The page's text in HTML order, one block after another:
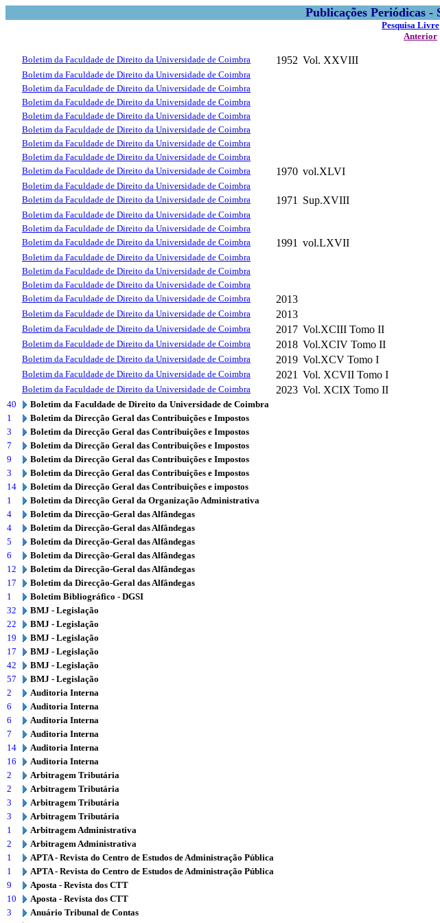
Publicações Periódicas
Pesquisa Livre
Anterior
Boletim da Faculdade de Direito da Universidade de Coimbra
1952 Vol. XXVIII
Boletim da Faculdade de Direito da Universidade de Coimbra
Boletim da Faculdade de Direito da Universidade de Coimbra
Boletim da Faculdade de Direito da Universidade de Coimbra
Boletim da Faculdade de Direito da Universidade de Coimbra
Boletim da Faculdade de Direito da Universidade de Coimbra
Boletim da Faculdade de Direito da Universidade de Coimbra
Boletim da Faculdade de Direito da Universidade de Coimbra
Boletim da Faculdade de Direito da Universidade de Coimbra
1970 vol.XLVI
Boletim da Faculdade de Direito da Universidade de Coimbra
Boletim da Faculdade de Direito da Universidade de Coimbra
1971 Sup.XVIII
Boletim da Faculdade de Direito da Universidade de Coimbra
Boletim da Faculdade de Direito da Universidade de Coimbra
Boletim da Faculdade de Direito da Universidade de Coimbra
1991 vol.LXVII
Boletim da Faculdade de Direito da Universidade de Coimbra
Boletim da Faculdade de Direito da Universidade de Coimbra
Boletim da Faculdade de Direito da Universidade de Coimbra
Boletim da Faculdade de Direito da Universidade de Coimbra
2013
Boletim da Faculdade de Direito da Universidade de Coimbra 2013
Boletim da Faculdade de Direito da Universidade de Coimbra 2017 Vol.XCIII Tomo II
Boletim da Faculdade de Direito da Universidade de Coimbra 2018 Vol.XCIV Tomo II
Boletim da Faculdade de Direito da Universidade de Coimbra 2019 Vol.XCV Tomo I
Boletim da Faculdade de Direito da Universidade de Coimbra 2021 Vol. XCVII Tomo I
Boletim da Faculdade de Direito da Universidade de Coimbra 2023 Vol. XCIX Tomo II
40
Boletim da Faculdade de Direito da Universidade de Coimbra
1
Boletim da Direcção Geral das Contribuições e Impostos
3
Boletim da Direcção Geral das Contribuições e Impostos
7
Boletim da Direcção Geral das Contribuições e Impostos
9
Boletim da Direcção Geral das Contribuições e Impostos
3
Boletim da Direcção Geral das Contribuições e Impostos
14
Boletim da Direcção Geral das Contribuições e impostos
1
Boletim da Direcção Geral da Organização Administrativa
4
Boletim da Direcção-Geral das Alfândegas
4
Boletim da Direcção-Geral das Alfândegas
5
Boletim da Direcção-Geral das Alfândegas
6
Boletim da Direcção-Geral das Alfândegas
12
Boletim da Direcção-Geral das Alfândegas
17
Boletim da Direcção-Geral das Alfândegas
1
Boletim Bibliográfico - DGSI
32
BMJ - Legislação
22
BMJ - Legislação
19
BMJ - Legislação
17
BMJ - Legislação
42
BMJ - Legislação
57
BMJ - Legislação
2
Auditoria Interna
6
Auditoria Interna
6
Auditoria Interna
7
Auditoria Interna
14
Auditoria Interna
16
Auditoria Interna
2
Arbitragem Tributária
2
Arbitragem Tributária
3
Arbitragem Tributária
3
Arbitragem Tributária
1
Arbitragem Administrativa
2
Arbitragem Administrativa
1
APTA - Revista do Centro de Estudos de Administração Pública
1
APTA - Revista do Centro de Estudos de Administração Pública
9
Aposta - Revista dos CTT
10
Aposta - Revista dos CTT
3
Anuário Tribunal de Contas